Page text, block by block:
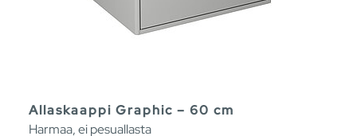
Allaskaappi Graphic – 60 cm
Harmaa, ei pesuallasta